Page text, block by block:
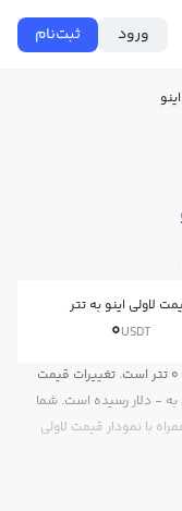
ورود ثبت‌نام
لاولی اینو به تتر
0USDT
قیمت لحظه‌ای لاولی اینو هم اکنون معادل 0 تومان یا 0 تتر است. تغییرات قیمت
و مارکت کپ آن به - دلار رسیده است. شما
با نمودار قیمت لاولی